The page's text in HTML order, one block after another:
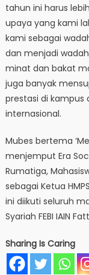
tahun ini harus
upaya yang kami
kami sebagai
dan menjadi
minat dan bakat
juga banyak
prestasi di kampus
internasional.
Mubes bertema
menjemput Era
Rumatiga,
sebagai Ketua
ini diikuti seluruh
Syariah FEBI IAIN
Sharing Is Caring